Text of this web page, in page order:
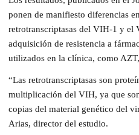
ponen de manifiesto diferencias
retrotranscriptasas del VIH-1 y el
adquisición de resistencia a
utilizados en la clínica, como
“Las retrotranscriptasas son
multiplicación del VIH, ya que
copias del material genético del
Arias, director del estudio.